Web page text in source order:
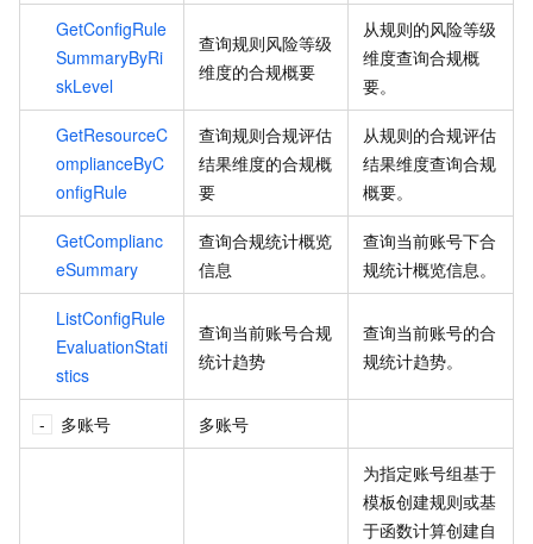
GetConfigRule
SummaryByRi
skLevel
查询规则风险等级
维度的合规概要
从规则的风险等级
维度查询合规概
要。
GetResourceC
omplianceByC
onfigRule
查询规则合规评估
结果维度的合规概
要
从规则的合规评估
结果维度查询合规
概要。
GetComplianc
eSummary
查询合规统计概览
信息
查询当前账号下合
规统计概览信息。
ListConfigRule
EvaluationStati
stics
查询当前账号合规
统计趋势
查询当前账号的合
规统计趋势。
多账号 多账号
为指定账号组基于
模板创建规则或基
于函数计算创建自